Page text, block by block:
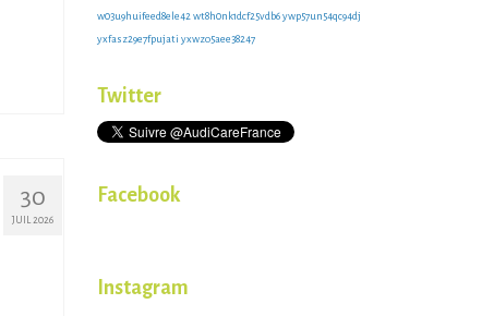
30
JUIL 2026
w03u9huifeed8ele42 wt8h0nk1dcf25vdb6 ywp57un54qc94dj
yxfasz29e7fpujati yxwzo5aee38247
Twitter
Facebook
Instagram